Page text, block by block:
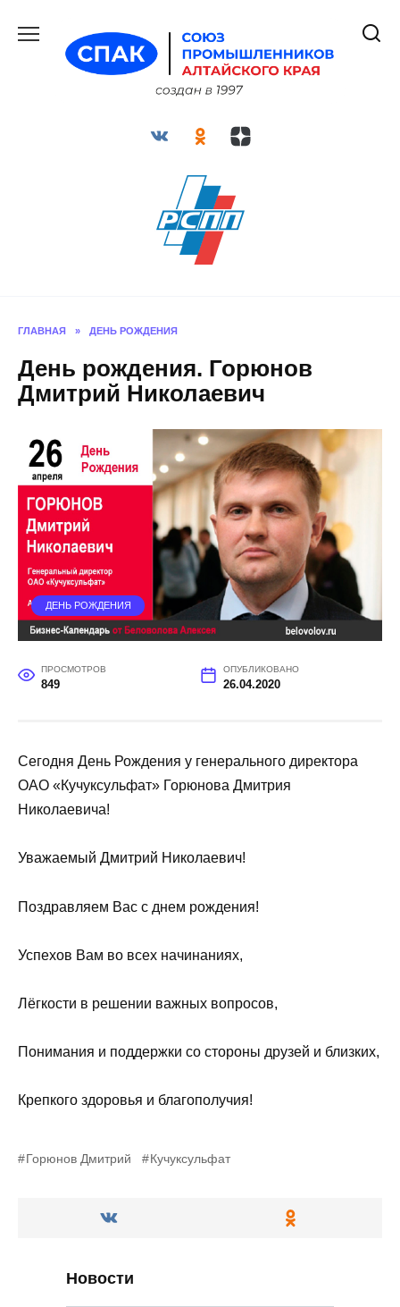
содержанию
ГЛАВНАЯ » ДЕНЬ РОЖДЕНИЯ
День рождения. Горюнов
Дмитрий Николаевич
ДЕНЬ РОЖДЕНИЯ
ПРОСМОТРОВ
849
ОПУБЛИКОВАНО
26.04.2020
Сегодня День Рождения у генерального директора
ОАО «Кучуксульфат» Горюнова Дмитрия
Николаевича!
Уважаемый Дмитрий Николаевич!
Поздравляем Вас с днем рождения!
Успехов Вам во всех начинаниях,
Лёгкости в решении важных вопросов,
Понимания и поддержки со стороны друзей и близких,
Крепкого здоровья и благополучия!
Горюнов Дмитрий Кучуксульфат
Новости